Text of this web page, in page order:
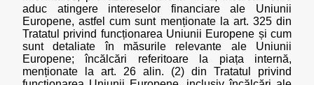
aduc atingere intereselor financiare ale Uniunii
Europene, astfel cum sunt menționate la art. 325 din
Tratatul privind funcționarea Uniunii Europene și cum
sunt detaliate în măsurile relevante ale Uniunii
Europene; încălcări referitoare la piața internă,
menționate la art. 26 alin. (2) din Tratatul privind